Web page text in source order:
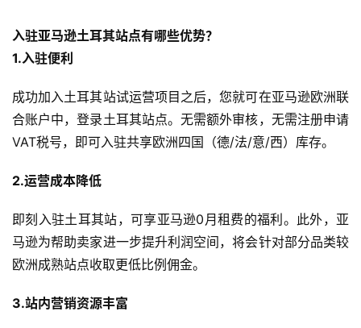
入驻亚马逊土耳其站点有哪些优势？
1.入驻便利
成功加入土耳其站试运营项目之后，您就可在亚马逊欧洲联
合账户中，登录土耳其站点。无需额外审核，无需注册申请
VAT税号，即可入驻共享欧洲四国（德/法/意/西）库存。
2.运营成本降低
即刻入驻土耳其站，可享亚马逊0月租费的福利。此外，亚
马逊为帮助卖家进一步提升利润空间，将会针对部分品类较
欧洲成熟站点收取更低比例佣金。
3.站内营销资源丰富